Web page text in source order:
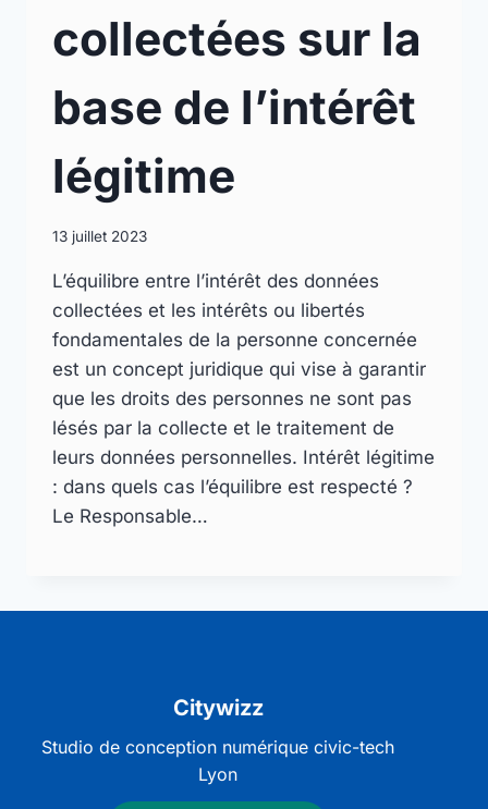
collectées sur la
base de l’intérêt
légitime
13 juillet 2023
L’équilibre entre l’intérêt des données
collectées et les intérêts ou libertés
fondamentales de la personne concernée
est un concept juridique qui vise à garantir
que les droits des personnes ne sont pas
lésés par la collecte et le traitement de
leurs données personnelles. Intérêt légitime
: dans quels cas l’équilibre est respecté ?
Le Responsable…
Citywizz
Studio de conception numérique civic-tech
Lyon